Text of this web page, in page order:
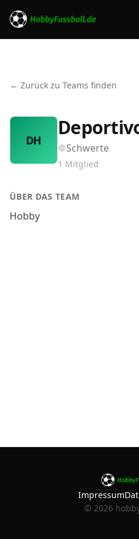
← Zurück zu Teams finden
DH
Schwerte
1 Mitglied
ÜBER DAS TEAM
Hobby
Impressum
© 2026